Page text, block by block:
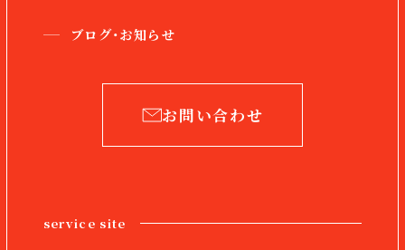
ブログ・お知らせ
お問い合わせ
service site